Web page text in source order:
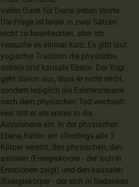
vielen Dank für Deine lieben Worte.
Die Frage ist leider in zwei Sätzen
nicht zu beantworten, aber ich
versuche es einmal kurz. Es gibt laut
yogischer Tradition die physische,
astrale und kausale Ebene. Der Yogi
geht davon aus, dass er nicht stirbt,
sondern lediglich die Existenzebene
nach dem physischen Tod wechselt.
Hier tritt er als erstes in die
Astralebene ein. In der physischen
Ebene haben wir allerdings alle 3
Körper vereint, den physischen, den
astralen (Energiekörper - der sich in
Emotionen zeigt) und den kausalen
(Energiekörper - der sich in Gedanken